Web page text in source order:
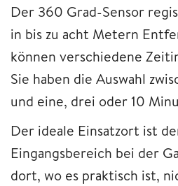
Der 360 Grad-Sensor
in bis zu acht Metern
können verschiedene
Sie haben die Auswahl
und eine, drei oder 10
Der ideale Einsatzort ist
Eingangsbereich bei der
dort, wo es praktisch ist,